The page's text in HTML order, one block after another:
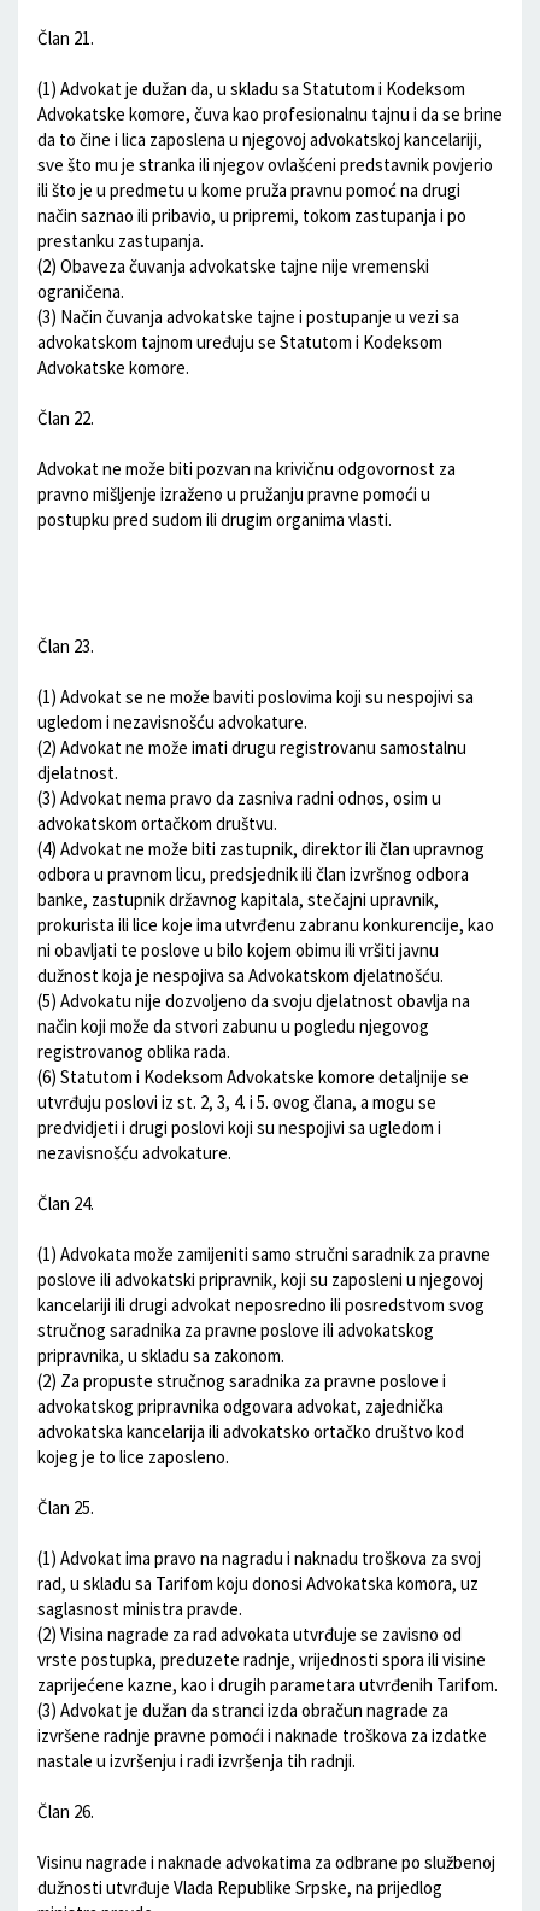
Član 21.
(1) Advokat je dužan da, u skladu sa Statutom i Kodeksom
Advokatske komore, čuva kao profesionalnu tajnu i da se brine
da to čine i lica zaposlena u njegovoj advokatskoj kancelariji,
sve što mu je stranka ili njegov ovlašćeni predstavnik povjerio
ili što je u predmetu u kome pruža pravnu pomoć na drugi
način saznao ili pribavio, u pripremi, tokom zastupanja i po
prestanku zastupanja.
(2) Obaveza čuvanja advokatske tajne nije vremenski
ograničena.
(3) Način čuvanja advokatske tajne i postupanje u vezi sa
advokatskom tajnom uređuju se Statutom i Kodeksom
Advokatske komore.
Član 22.
Advokat ne može biti pozvan na krivičnu odgovornost za
pravno mišljenje izraženo u pružanju pravne pomoći u
postupku pred sudom ili drugim organima vlasti.
Član 23.
(1) Advokat se ne može baviti poslovima koji su nespojivi sa
ugledom i nezavisnošću advokature.
(2) Advokat ne može imati drugu registrovanu samostalnu
djelatnost.
(3) Advokat nema pravo da zasniva radni odnos, osim u
advokatskom ortačkom društvu.
(4) Advokat ne može biti zastupnik, direktor ili član upravnog
odbora u pravnom licu, predsjednik ili član izvršnog odbora
banke, zastupnik državnog kapitala, stečajni upravnik,
prokurista ili lice koje ima utvrđenu zabranu konkurencije, kao
ni obavljati te poslove u bilo kojem obimu ili vršiti javnu
dužnost koja je nespojiva sa Advokatskom djelatnošću.
(5) Advokatu nije dozvoljeno da svoju djelatnost obavlja na
način koji može da stvori zabunu u pogledu njegovog
registrovanog oblika rada.
(6) Statutom i Kodeksom Advokatske komore detaljnije se
utvrđuju poslovi iz st. 2, 3, 4. i 5. ovog člana, a mogu se
predvidjeti i drugi poslovi koji su nespojivi sa ugledom i
nezavisnošću advokature.
Član 24.
(1) Advokata može zamijeniti samo stručni saradnik za pravne
poslove ili advokatski pripravnik, koji su zaposleni u njegovoj
kancelariji ili drugi advokat neposredno ili posredstvom svog
stručnog saradnika za pravne poslove ili advokatskog
pripravnika, u skladu sa zakonom.
(2) Za propuste stručnog saradnika za pravne poslove i
advokatskog pripravnika odgovara advokat, zajednička
advokatska kancelarija ili advokatsko ortačko društvo kod
kojeg je to lice zaposleno.
Član 25.
(1) Advokat ima pravo na nagradu i naknadu troškova za svoj
rad, u skladu sa Tarifom koju donosi Advokatska komora, uz
saglasnost ministra pravde.
(2) Visina nagrade za rad advokata utvrđuje se zavisno od
vrste postupka, preduzete radnje, vrijednosti spora ili visine
zaprijećene kazne, kao i drugih parametara utvrđenih Tarifom.
(3) Advokat je dužan da stranci izda obračun nagrade za
izvršene radnje pravne pomoći i naknade troškova za izdatke
nastale u izvršenju i radi izvršenja tih radnji.
Član 26.
Visinu nagrade i naknade advokatima za odbrane po službenoj
dužnosti utvrđuje Vlada Republike Srpske, na prijedlog